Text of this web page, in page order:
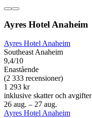
Ayres Hotel Anaheim
Ayres Hotel Anaheim
Southeast Anaheim
9,4/10
Enastående
(2 333 recensioner)
1 293 kr
inklusive skatter och avgifter
26 aug. – 27 aug.
Ayres Hotel Anaheim